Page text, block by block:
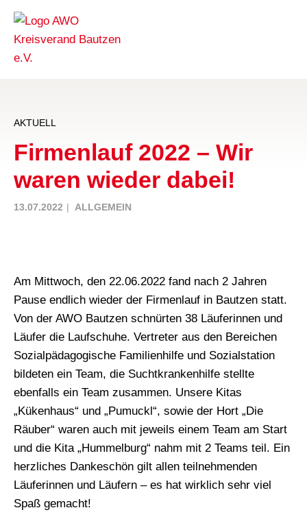
AKTUELL
Firmenlauf 2022 – Wir
waren wieder dabei!
13.07.2022 ALLGEMEIN
Am Mittwoch, den 22.06.2022 fand nach 2 Jahren
Pause endlich wieder der Firmenlauf in Bautzen statt.
Von der AWO Bautzen schnürten 38 Läuferinnen und
Läufer die Laufschuhe. Vertreter aus den Bereichen
Sozialpädagogische Familienhilfe und Sozialstation
bildeten ein Team, die Suchtkrankenhilfe stellte
ebenfalls ein Team zusammen. Unsere Kitas
„Kükenhaus“ und „Pumuckl“, sowie der Hort „Die
Räuber“ waren auch mit jeweils einem Team am Start
und die Kita „Hummelburg“ nahm mit 2 Teams teil. Ein
herzliches Dankeschön gilt allen teilnehmenden
Läuferinnen und Läufern – es hat wirklich sehr viel
Spaß gemacht!